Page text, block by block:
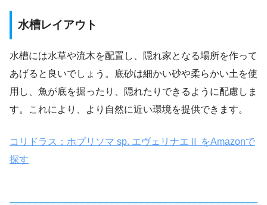
水槽レイアウト
水槽には水草や流木を配置し、隠れ家となる場所を作って
あげると良いでしょう。底砂は細かい砂や柔らかい土を使
用し、魚が底を掘ったり、隠れたりできるように配慮しま
す。これにより、より自然に近い環境を提供できます。
コリドラス：ホプリソマ sp. エヴェリナエⅡ をAmazonで
探す